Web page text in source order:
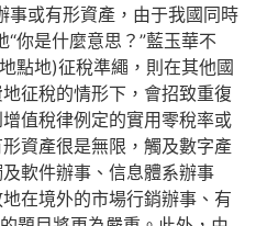
事或有形資產，由于我國同時
你是什麼意思？”藍玉華不
點地)征稅準繩，則在其他國
征稅的情形下，會招致重復
值稅律例定的實用零稅率或
資產很是無限，觸及數字產
軟件辦事、信息體系辦事
在境外的市場行銷辦事、有